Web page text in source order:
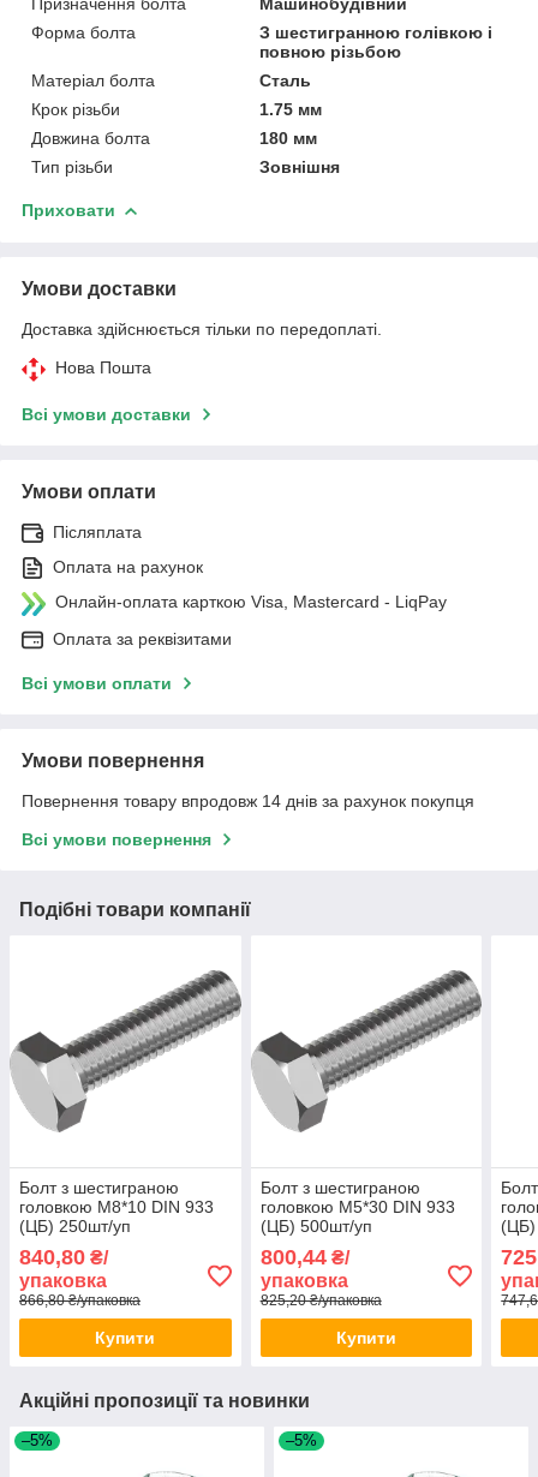
Форма болта
З шестигранною голівкою і
повною різьбою
Матеріал болта
Сталь
Крок різьби
1.75 мм
Довжина болта
180 мм
Тип різьби
Зовнішня
Приховати
Умови доставки
Доставка здійснюється тільки по передоплаті.
Нова Пошта
Всі умови доставки
Умови оплати
Післяплата
Оплата на рахунок
Онлайн-оплата карткою Visa, Mastercard - LiqPay
Оплата за реквізитами
Всі умови оплати
Умови повернення
Повернення товару впродовж 14 днів за рахунок покупця
Всі умови повернення
Подібні товари компанії
Болт з шестиграною
головкою М8*10 DIN 933
(ЦБ) 250шт/уп
840,80 ₴/
упаковка
866,80 ₴/упаковка
Купити
Болт з шестиграною
головкою М5*30 DIN 933
(ЦБ) 500шт/уп
800,44₴/
упаковка
825,20 ₴/упаковка
Купити
(ЦБ)
Акційні пропозиції та новинки
–5% –5%